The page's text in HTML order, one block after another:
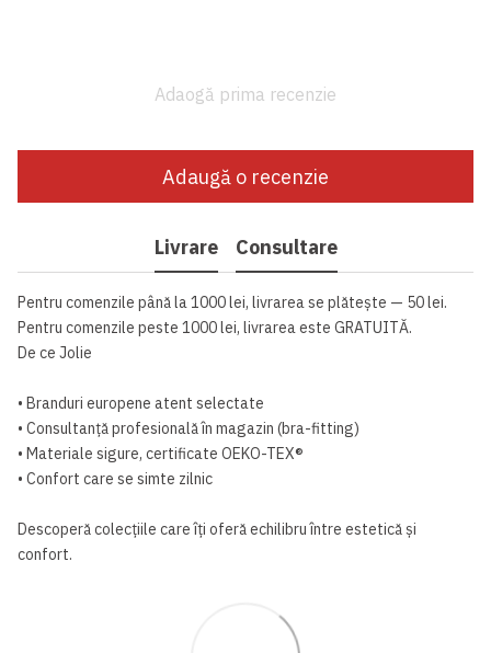
Adaogă prima recenzie
Adaugă o recenzie
Livrare Consultare
Pentru comenzile până la 1000 lei, livrarea se plătește — 50 lei.
Pentru comenzile peste 1000 lei, livrarea este GRATUITĂ.
De ce Jolie
• Branduri europene atent selectate
• Consultanță profesională în magazin (bra-fitting)
• Materiale sigure, certificate OEKO-TEX®
• Confort care se simte zilnic
Descoperă colecțiile care îți oferă echilibru între estetică și
confort.